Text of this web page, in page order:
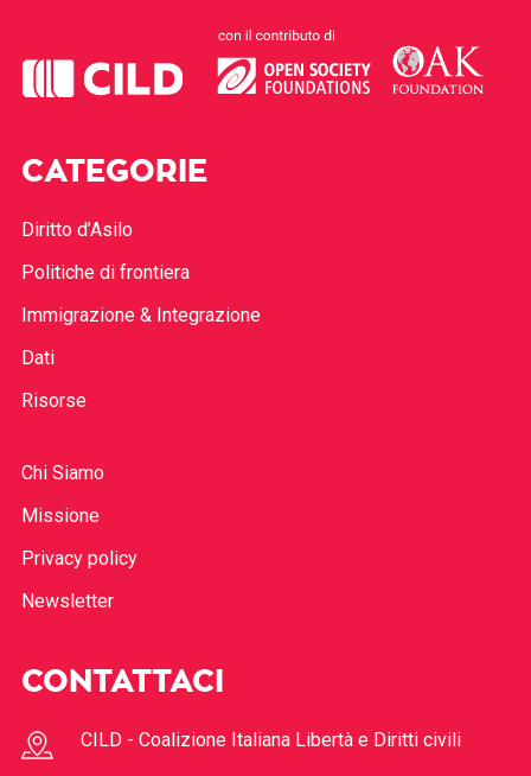
CATEGORIE
Diritto d’Asilo
Politiche di frontiera
Immigrazione & Integrazione
Dati
Risorse
Chi Siamo
Missione
Privacy policy
Newsletter
CONTATTACI
CILD - Coalizione Italiana Libertà e Diritti civili